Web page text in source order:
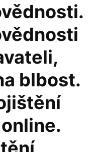
blbost.